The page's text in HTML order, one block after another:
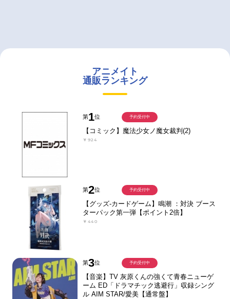
アニメイト
通販ランキング
第1位
【コミック】魔法少女ノ魔女裁判(2)
￥924
予約受付中
第2位
【グッズ-カードゲーム】鳴潮 ：対決 ブース
ターパック第一弾【ポイント2倍】
￥440
予約受付中
第3位
【音楽】TV 灰原くんの強くて青春ニューゲ
ーム ED「ドラマチック逃避行」収録シング
ル AIM STAR/愛美【通常盤】
予約受付中